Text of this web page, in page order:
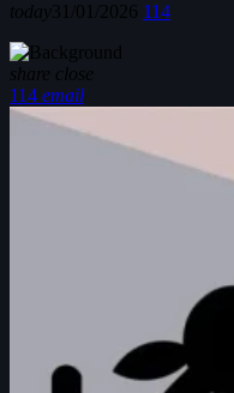
today 31/01/2026 114
share close
114 email